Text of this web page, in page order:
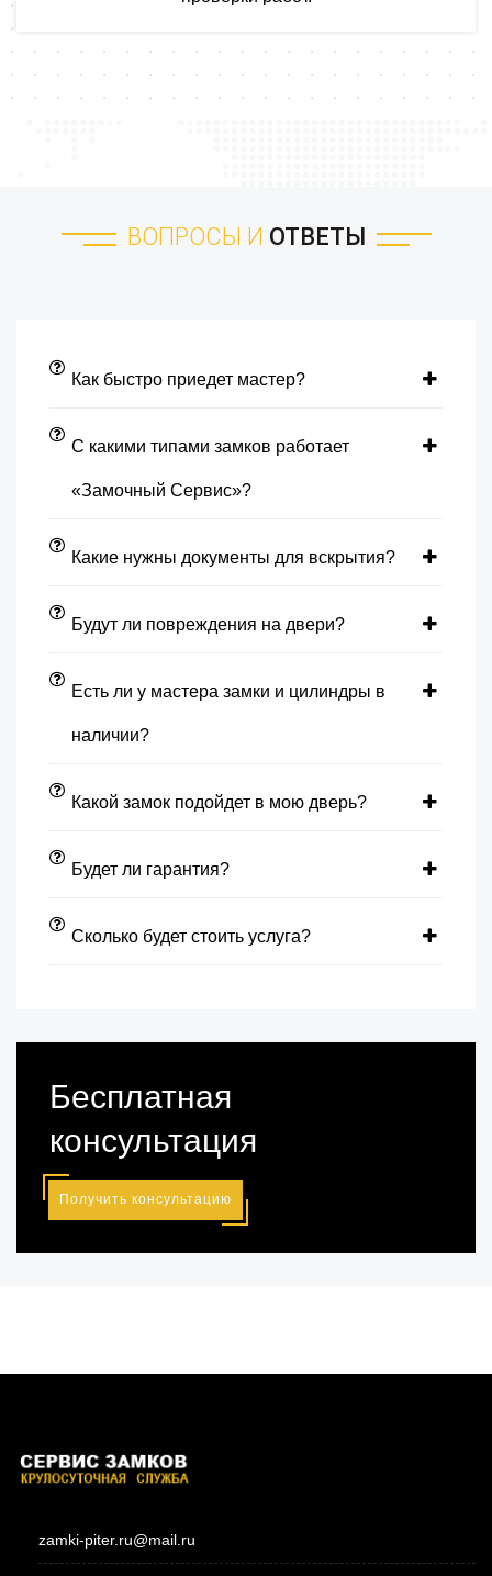
ВОПРОСЫ И ОТВЕТЫ
Как быстро приедет мастер?
С какими типами замков работает
«Замочный Сервис»?
Какие нужны документы для вскрытия?
Будут ли повреждения на двери?
Есть ли у мастера замки и цилиндры в
наличии?
Какой замок подойдет в мою дверь?
Будет ли гарантия?
Сколько будет стоить услуга?
Бесплатная
консультация
Получить консультацию
zamki-piter.ru@mail.ru